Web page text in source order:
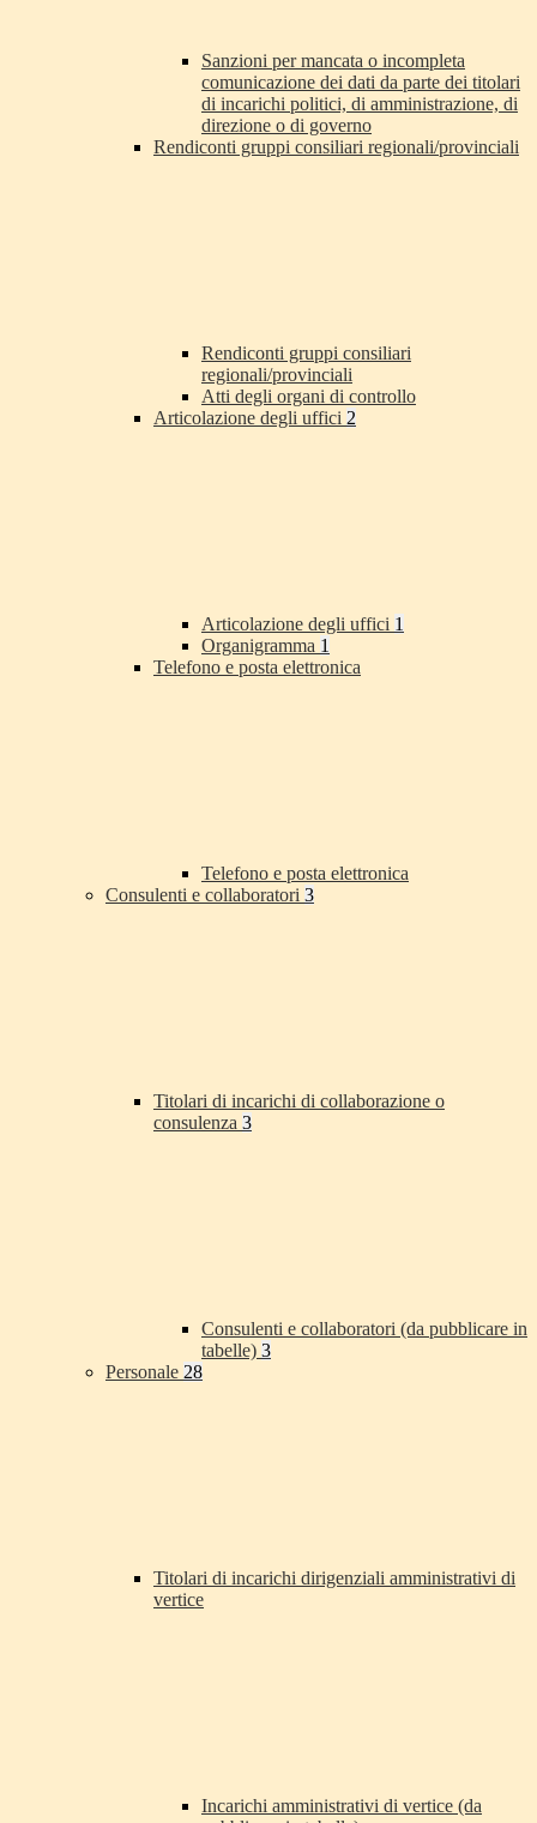
Sanzioni per mancata o incompleta
comunicazione dei dati da parte dei titolari
di incarichi politici, di amministrazione, di
direzione o di governo
Rendiconti gruppi consiliari regionali/provinciali
Rendiconti gruppi consiliari
regionali/provinciali
Atti degli organi di controllo
Articolazione degli uffici 2
Articolazione degli uffici 1
Organigramma 1
Telefono e posta elettronica
Telefono e posta elettronica
Consulenti e collaboratori 3
Titolari di incarichi di collaborazione o
consulenza 3
Consulenti e collaboratori (da pubblicare in
tabelle) 3
Personale 28
Titolari di incarichi dirigenziali amministrativi di
vertice
Incarichi amministrativi di vertice (da